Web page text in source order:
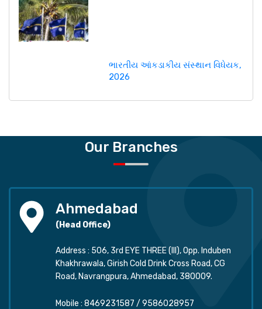
ભારતીય આંકડાકીય સંસ્થાન વિધેયક,
2026
Our Branches
Ahmedabad
(Head Office)
Address : 506, 3rd EYE THREE (III), Opp. Induben
Khakhrawala, Girish Cold Drink Cross Road, CG
Road, Navrangpura, Ahmedabad, 380009.
Mobile : 8469231587 / 9586028957